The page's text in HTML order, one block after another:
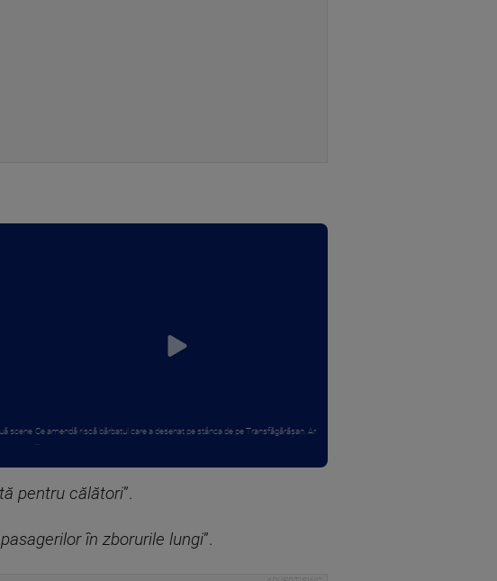
scene Ce amendă riscă bărbatul care a desenat pe stânca de pe Transfăgărășan. Ar
pentru călători”.
în zborurile lungi”.